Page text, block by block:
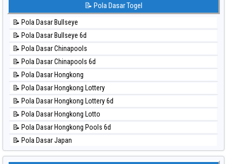
⚽ Bola Hitam Taiwan
📊 Statistik Kuda Lari
📊 Statistik Magnum Cambodia
📊 Statistik Nagoya
📊 Statistik New York Midday
📊 Statistik North Carolina Day
📊 Statistik Pcso
📊 Statistik Pennsylvania Day
📊 Statistik Sao Paulo
📊 Statistik Singapore
📊 Statistik Sydney
📊 Statistik Sydney Lottery
📊 Statistik Sydney Lottery 6d
📝 Pola Dasar Togel
📝 Pola Dasar Bullseye
📝 Pola Dasar Bullseye 6d
📝 Pola Dasar Chinapools
📝 Pola Dasar Chinapools 6d
📝 Pola Dasar Hongkong
📝 Pola Dasar Hongkong Lottery
📝 Pola Dasar Hongkong Lottery 6d
📝 Pola Dasar Hongkong Lotto
📝 Pola Dasar Hongkong Pools 6d
📝 Pola Dasar Japan
📝 Pola Dasar Japan 6d